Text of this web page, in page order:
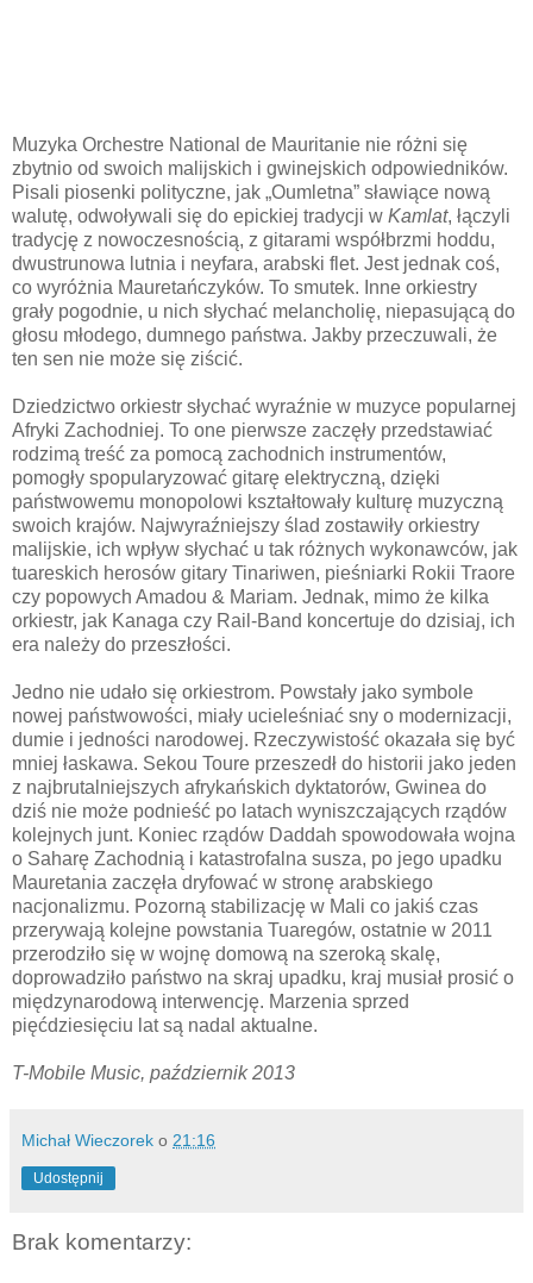
Muzyka Orchestre National de Mauritanie nie różni się
zbytnio od swoich malijskich i gwinejskich odpowiedników.
Pisali piosenki polityczne, jak „Oumletna” sławiące nową
walutę, odwoływali się do epickiej tradycji w Kamlat, łączyli
tradycję z nowoczesnością, z gitarami współbrzmi hoddu,
dwustrunowa lutnia i neyfara, arabski flet. Jest jednak coś,
co wyróżnia Mauretańczyków. To smutek. Inne orkiestry
grały pogodnie, u nich słychać melancholię, niepasującą do
głosu młodego, dumnego państwa. Jakby przeczuwali, że
ten sen nie może się ziścić.
Dziedzictwo orkiestr słychać wyraźnie w muzyce popularnej
Afryki Zachodniej. To one pierwsze zaczęły przedstawiać
rodzimą treść za pomocą zachodnich instrumentów,
pomogły spopularyzować gitarę elektryczną, dzięki
państwowemu monopolowi kształtowały kulturę muzyczną
swoich krajów. Najwyraźniejszy ślad zostawiły orkiestry
malijskie, ich wpływ słychać u tak różnych wykonawców, jak
tuareskich herosów gitary Tinariwen, pieśniarki Rokii Traore
czy popowych Amadou & Mariam. Jednak, mimo że kilka
orkiestr, jak Kanaga czy Rail-Band koncertuje do dzisiaj, ich
era należy do przeszłości.
Jedno nie udało się orkiestrom. Powstały jako symbole
nowej państwowości, miały ucieleśniać sny o modernizacji,
dumie i jedności narodowej. Rzeczywistość okazała się być
mniej łaskawa. Sekou Toure przeszedł do historii jako jeden
z najbrutalniejszych afrykańskich dyktatorów, Gwinea do
dziś nie może podnieść po latach wyniszczających rządów
kolejnych junt. Koniec rządów Daddah spowodowała wojna
o Saharę Zachodnią i katastrofalna susza, po jego upadku
Mauretania zaczęła dryfować w stronę arabskiego
nacjonalizmu. Pozorną stabilizację w Mali co jakiś czas
przerywają kolejne powstania Tuaregów, ostatnie w 2011
przerodziło się w wojnę domową na szeroką skalę,
doprowadziło państwo na skraj upadku, kraj musiał prosić o
międzynarodową interwencję. Marzenia sprzed
pięćdziesięciu lat są nadal aktualne.
T-Mobile Music, październik 2013
Michał Wieczorek o 21:16
Udostępnij
Brak komentarzy: